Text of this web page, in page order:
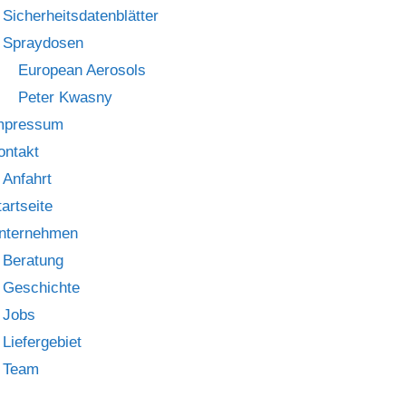
Sicherheitsdatenblätter
Spraydosen
European Aerosols
Peter Kwasny
Anfahrt
Beratung
Geschichte
Jobs
Liefergebiet
Team